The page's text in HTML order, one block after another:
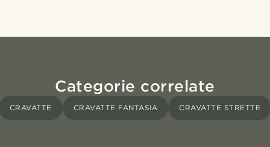
Categorie correlate
CRAVATTE CRAVATTE FANTASIA CRAVATTE STRETTE